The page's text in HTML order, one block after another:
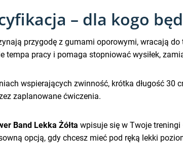
– dla kogo
przygodę z gumami oporowymi, wracają
tempa pracy i pomaga stopniować wysiłek,
wspierających zwinność, krótka długość 30
zaplanowane ćwiczenia.
Band Lekka Żółta wpisuje się w Twoje
opcją, gdy chcesz mieć pod ręką lekki